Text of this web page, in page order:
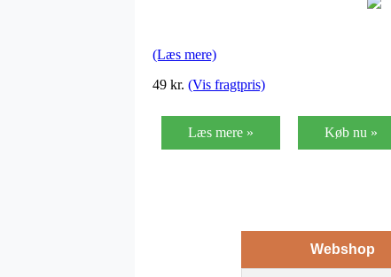
(Læs mere)
49 kr. (Vis fragtpris)
Læs mere » Køb nu »
Webshop